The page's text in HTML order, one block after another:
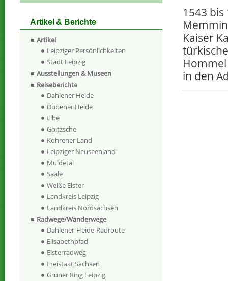
1543
Kaiser
in den
Artikel & Berichte
Artikel
Leipziger Persönlichkeiten
Stadt Leipzig
Ausstellungen & Museen
Reiseberichte
Dahlener Heide
Dübener Heide
Elbe
Goitzsche
Kohrener Land
Leipziger Neuseenland
Muldetal
Saale
Weiße Elster
Landkreis Leipzig
Landkreis Nordsachsen
Radwege/Wanderwege
Dahlener-Heide-Radroute
Elisabethpfad
Elsterradweg
Freistaat Sachsen
Grüner Ring Leipzig